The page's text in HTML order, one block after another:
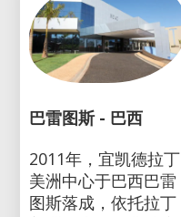
巴雷图斯 - 巴西
2011年，宜凯德拉丁
美洲中心于巴西巴雷
图斯落成，依托拉丁